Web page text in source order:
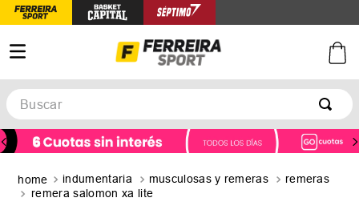
Buscar
indumentaria musculosas y remeras
remeras
remera salomon xa lite
TÉRMINOS MÁS BUSCADOS
.
zapatillas